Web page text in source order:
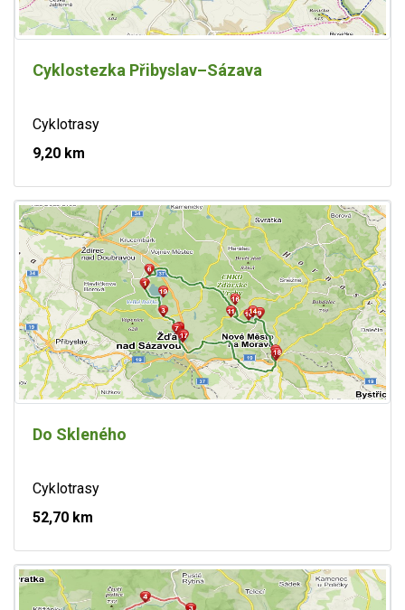
Cyklostezka Přibyslav–Sázava
Cyklotrasy
9,20 km
Do Skleného
Cyklotrasy
52,70 km